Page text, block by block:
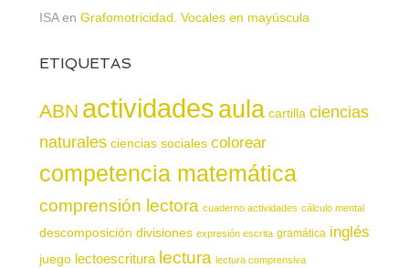
ISAen Grafomotricidad. Vocales en mayúscula
ETIQUETAS
ABN actividadesaula cartilla ciencias
naturales ciencias sociales colorear
competencia matemática
comprensión lectora cuaderno actividades cálculo mental
descomposición divisiones expresión escrita gramática inglés
juego lectoescritura lectura lectura comprensiva